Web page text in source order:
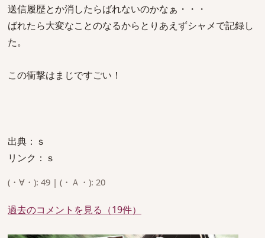
送信履歴とか消したらばれないのかなぁ・・・
ばれたら大変なことのなるからとりあえずシャメで記録し
た。
この衝撃はまじですごい！
出典：ｓ
リンク：ｓ
(・∀・): 49 | (・Ａ・): 20
過去のコメントを見る（19件）